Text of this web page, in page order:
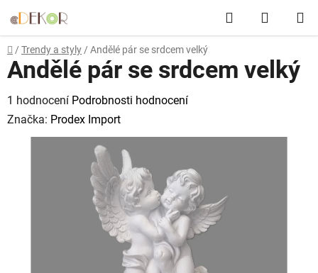
na
obsah
Hledat
KOŠÍK
Domů
/ Trendy a styly / Andělé pár se srdcem velký
Andělé pár se srdcem velký
Průměrné
hodnocení
produktu
1 hodnocení Podrobnosti hodnocení
Značka: Prodex Import